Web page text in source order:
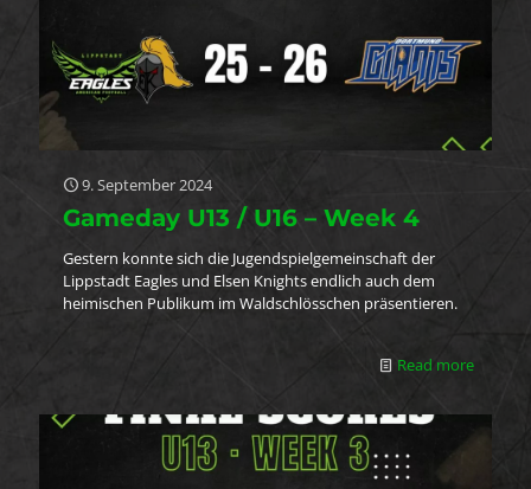
9. September 2024
Gameday U13 / U16 – Week 4
Gestern konnte sich die Jugendspielgemeinschaft der
Lippstadt Eagles und Elsen Knights endlich auch dem
heimischen Publikum im Waldschlösschen präsentieren.
Read more